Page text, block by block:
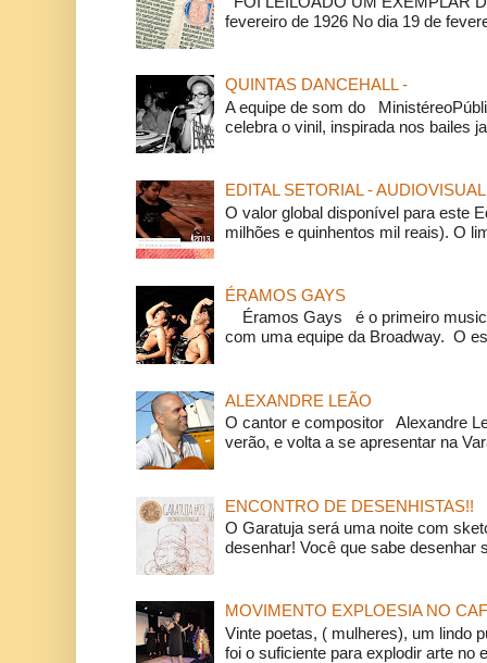
fevereiro de 1926 No dia 19 de
QUINTAS DANCEHALL -
A equipe de som do
celebra o vinil, inspirada nos bailes
EDITAL SETORIAL - AUDIOVISUAL
O valor global disponível para este
milhões e quinhentos mil reais). O
ÉRAMOS GAYS
Éramos Gays é o primeiro
com uma equipe da Broadway. O
ALEXANDRE LEÃO
O cantor e compositor Alexandre
verão, e volta a se apresentar na
ENCONTRO DE DESENHISTAS!!
O Garatuja será uma noite com
desenhar! Você que sabe desenhar
MOVIMENTO EXPLOESIA NO
Vinte poetas, ( mulheres), um lindo
foi o suficiente para explodir arte no